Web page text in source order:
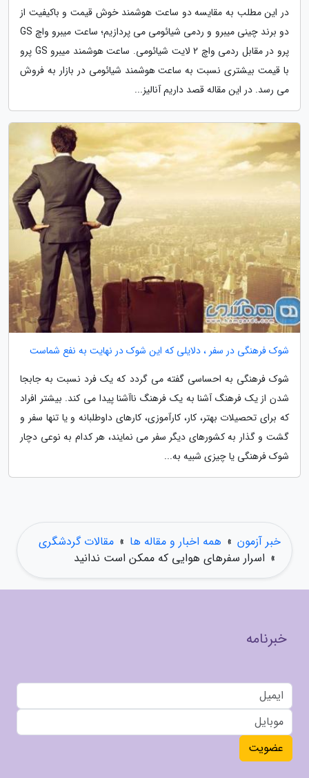
در این مطلب به مقایسه دو ساعت هوشمند خوش قیمت و باکیفیت از
دو برند چینی میبرو و ردمی شیائومی می پردازیم؛ ساعت میبرو واچ GS
پرو در مقابل ردمی واچ 2 لایت شیائومی. ساعت هوشمند میبرو GS پرو
با قیمت بیشتری نسبت به ساعت هوشمند شیائومی در بازار به فروش
می رسد. در این مقاله قصد داریم آنالیز...
شوک فرهنگی در سفر ، دلایلی که این شوک در نهایت به نفع شماست
شوک فرهنگی به احساسی گفته می گردد که یک فرد نسبت به جابجا
شدن از یک فرهنگ آشنا به یک فرهنگ ناآشنا پیدا می کند. بیشتر افراد
که برای تحصیلات بهتر، کار، کارآموزی، کارهای داوطلبانه و یا تنها سفر و
گشت و گذار به کشورهای دیگر سفر می نمایند، هر کدام به نوعی دچار
شوک فرهنگی یا چیزی شبیه به...
خبر آزمون » همه اخبار و مقاله ها » مقالات گردشگری
» اسرار سفرهای هوایی که ممکن است ندانید
خبرنامه
عضویت